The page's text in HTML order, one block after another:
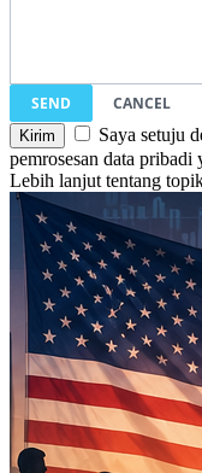
SEND
CANCEL
Saya setuju
pemrosesan data pribadi
Lebih lanjut tentang